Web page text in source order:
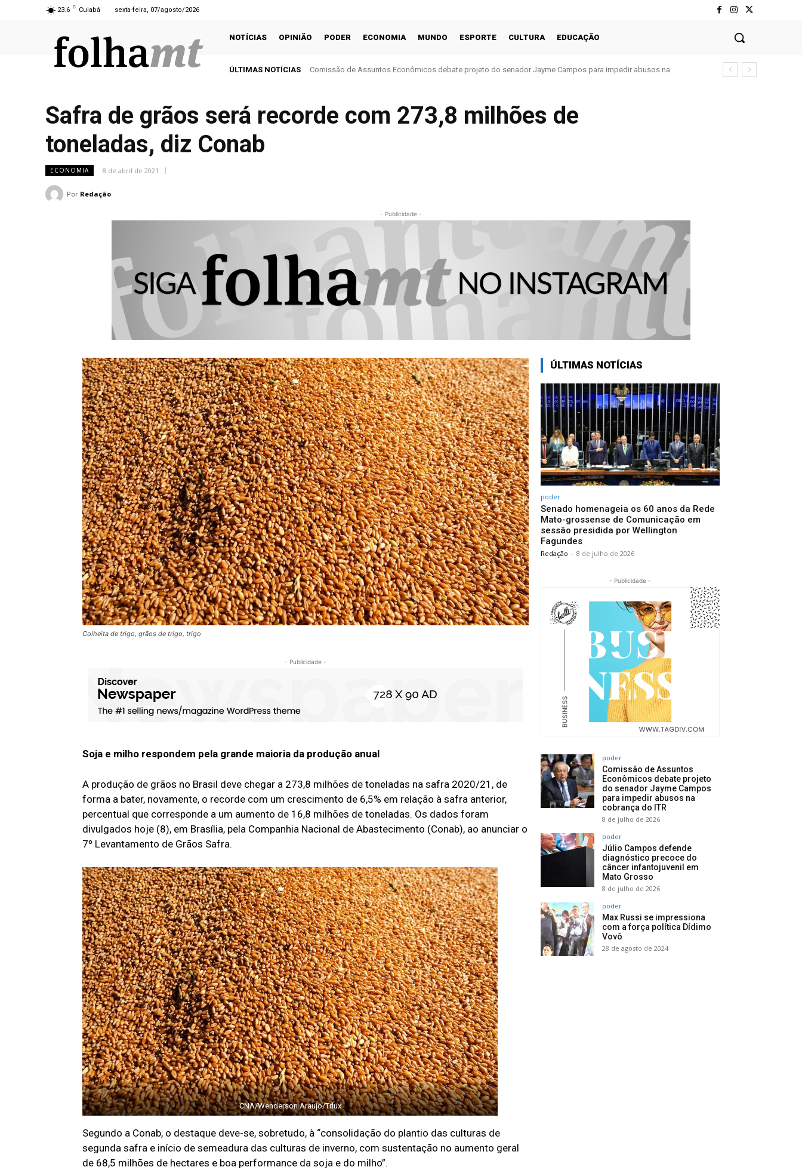
23.6 C Cuiabá sexta-feira, 07/agosto/2026
NOTÍCIAS OPINIÃO PODER ECONOMIA MUNDO ESPORTE CULTURA EDUCAÇÃO
ÚLTIMAS NOTÍCIAS
Comissão de Assuntos Econômicos debate projeto do senador Jayme Campos para impedir abusos na
Júlio Campos defende diagnóstico precoce do câncer infantojuvenil em Mato Grosso
Safra de grãos será recorde com 273,8 milhões de
toneladas, diz Conab
ECONOMIA 8 de abril de 2021
Por Redação
- Publicidade -
Colheita de trigo, grãos de trigo, trigo
- Publicidade -
Soja e milho respondem pela grande maioria da produção anual
A produção de grãos no Brasil deve chegar a 273,8 milhões de toneladas na safra 2020/21, de
forma a bater, novamente, o recorde com um crescimento de 6,5% em relação à safra anterior,
percentual que corresponde a um aumento de 16,8 milhões de toneladas. Os dados foram
divulgados hoje (8), em Brasília, pela Companhia Nacional de Abastecimento (Conab), ao anunciar o
7º Levantamento de Grãos Safra.
CNA/Wenderson Araujo/Trlux
Segundo a Conab, o destaque deve-se, sobretudo, à “consolidação do plantio das culturas de
segunda safra e início de semeadura das culturas de inverno, com sustentação no aumento geral
de 68,5 milhões de hectares e boa performance da soja e do milho”.
ÚLTIMAS NOTÍCIAS
poder
Senado homenageia os 60 anos da Rede
Mato-grossense de Comunicação em
sessão presidida por Wellington
Fagundes
Redação - 8 de julho de 2026
- Publicidade -
poder
Comissão de Assuntos
Econômicos debate projeto
do senador Jayme Campos
para impedir abusos na
cobrança do ITR
8 de julho de 2026
poder
Júlio Campos defende
diagnóstico precoce do
câncer infantojuvenil em
Mato Grosso
8 de julho de 2026
poder
Max Russi se impressiona
com a força política Dídimo
Vovô
28 de agosto de 2024